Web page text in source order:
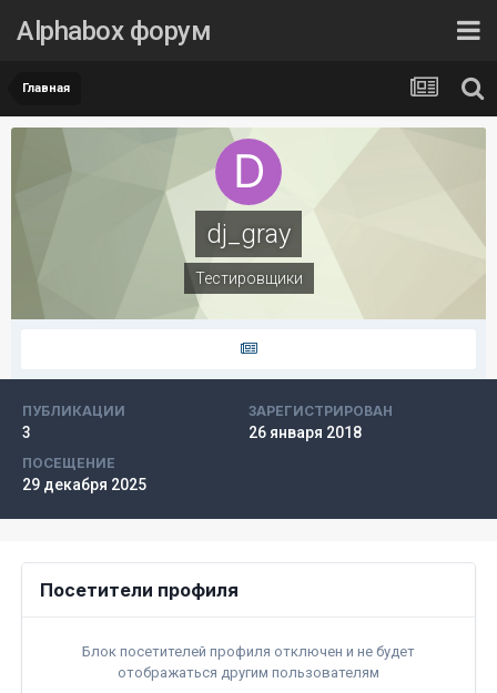
Alphabox форум
Главная
dj_gray
Тестировщики
ПУБЛИКАЦИИ
3
ЗАРЕГИСТРИРОВАН
26 января 2018
ПОСЕЩЕНИЕ
29 декабря 2025
Посетители профиля
Блок посетителей профиля отключен и не будет
отображаться другим пользователям